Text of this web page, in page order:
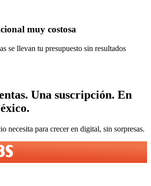
muy costosa
se llevan tu presupuesto sin resultados
Una suscripción. En
.
necesita para crecer en digital, sin sorpresas.